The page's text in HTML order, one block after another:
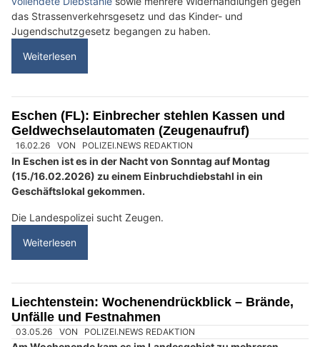
Autohilfe Nadig AG bietet Rundum‑Service für Pannenfälle
NaturAktiv AG: Alles für Outdoor, Jagd und Optik
Demiri Automobile Anstalt: Professionelle Beratung für alle Fahrzeugfragen
Waffenbörse in Pfungen ZH – Entdecke gebrauchte Waffen & Zubehör
Schaan (FL): Jugendliche flüchten vor Polizei –
Verdacht auf mehrere Diebstähle